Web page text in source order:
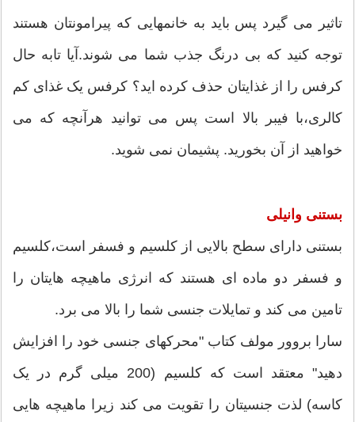
تاثیر می گیرد پس باید به خانمهایی که پیرامونتان هستند
توجه کنید که بی درنگ جذب شما می شوند.آیا تابه حال
کرفس را از غذایتان حذف کرده اید؟ کرفس یک غذای کم
کالری،با فیبر بالا است پس می توانید هرآنچه که می
خواهید از آن بخورید. پشیمان نمی شوید.
بستنی وانیلی
بستنی دارای سطح بالایی از کلسیم و فسفر است،کلسیم
و فسفر دو ماده ای هستند که انرژی ماهیچه هایتان را
تامین می کند و تمایلات جنسی شما را بالا می برد.
سارا بروور مولف کتاب "محرکهای جنسی خود را افزایش
دهید" معتقد است که کلسیم (200 میلی گرم در یک
کاسه) لذت جنسیتان را تقویت می کند زیرا ماهیچه هایی